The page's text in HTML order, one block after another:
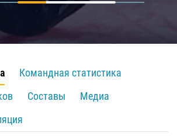
Командная статистика
Составы
Медиа